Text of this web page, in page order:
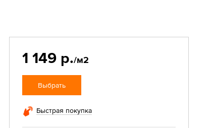
1 149 р./м2
Выбрать
Быстрая покупка